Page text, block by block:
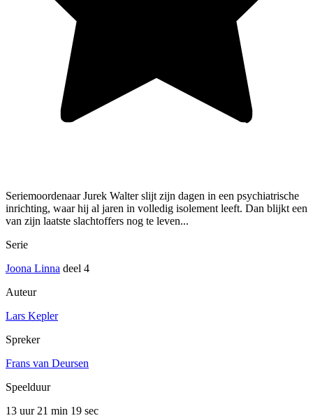
Seriemoordenaar Jurek Walter slijt zijn dagen in een psychiatrische
inrichting, waar hij al jaren in volledig isolement leeft. Dan blijkt een
van zijn laatste slachtoffers nog te leven...
Serie
Joona Linna deel 4
Auteur
Lars Kepler
Spreker
Frans van Deursen
Speelduur
13 uur 21 min 19 sec